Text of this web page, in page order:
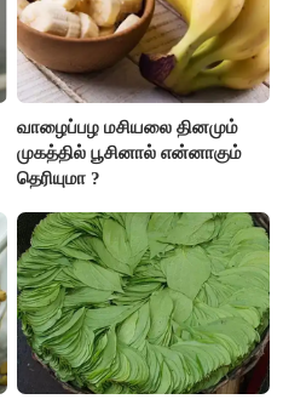
வாழைப்பழ மசியலை தினமும்
முகத்தில் பூசினால் என்னாகும்
தெரியுமா ?